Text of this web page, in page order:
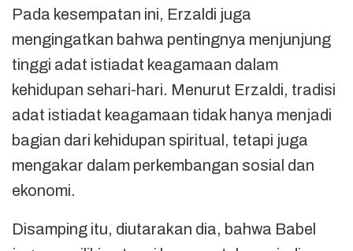
Pada kesempatan ini, Erzaldi juga
mengingatkan bahwa pentingnya menjunjung
tinggi adat istiadat keagamaan dalam
kehidupan sehari-hari. Menurut Erzaldi, tradisi
adat istiadat keagamaan tidak hanya menjadi
bagian dari kehidupan spiritual, tetapi juga
mengakar dalam perkembangan sosial dan
ekonomi.
Disamping itu, diutarakan dia, bahwa Babel